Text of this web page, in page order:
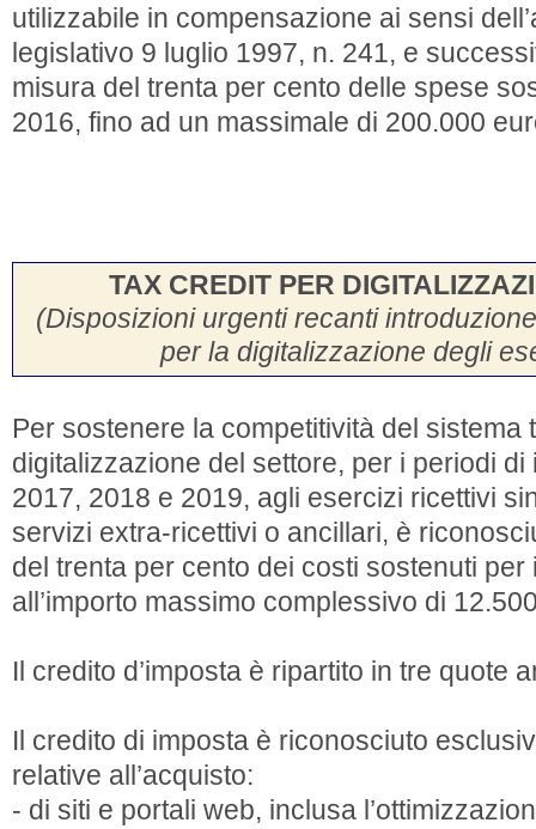
utilizzabile in compensazione ai sensi
legislativo 9 luglio 1997, n. 241, e
misura del trenta per cento delle spese
2016, fino ad un massimale di 200.000
TAX CREDIT PER
(Disposizioni urgenti recanti
per la digitalizzazione degli
Per sostenere la competitività del sistema
digitalizzazione del settore, per i periodi
2017, 2018 e 2019, agli esercizi ricettivi
servizi extra-ricettivi o ancillari, è
del trenta per cento dei costi sostenuti per
all’importo massimo complessivo di
Il credito d’imposta è ripartito in tre quote
Il credito di imposta è riconosciuto
relative all’acquisto:
- di siti e portali web, inclusa